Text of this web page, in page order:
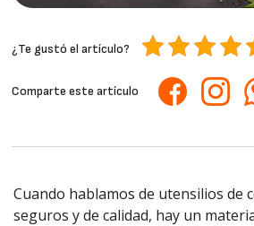
Comparte este artículo
¿Te gustó el artículo?
Cuando hablamos de utensilios de
seguros y de calidad, hay un